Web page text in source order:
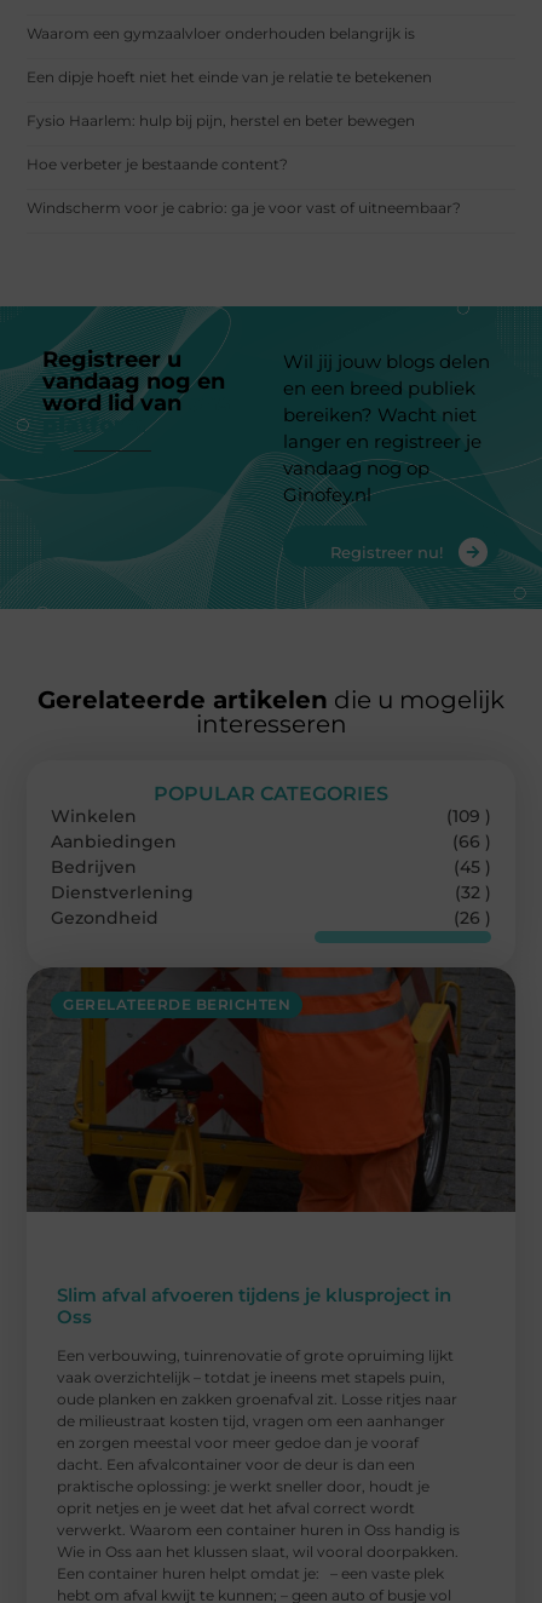
Waarom een gymzaalvloer onderhouden belangrijk is
Een dipje hoeft niet het einde van je relatie te betekenen
Fysio Haarlem: hulp bij pijn, herstel en beter bewegen
Hoe verbeter je bestaande content?
Windscherm voor je cabrio: ga je voor vast of uitneembaar?
Registreer u
vandaag nog en
word lid van
platform
Wil jij jouw blogs delen
en een breed publiek
bereiken? Wacht niet
langer en registreer je
vandaag nog op
Ginofey.nl
Registreer nu!
Gerelateerde artikelen die u mogelijk
interesseren
GERELATEERDE BERICHTEN
Slim afval afvoeren tijdens je klusproject in
Oss
Een verbouwing, tuinrenovatie of grote opruiming lijkt
vaak overzichtelijk – totdat je ineens met stapels puin,
oude planken en zakken groenafval zit. Losse ritjes naar
de milieustraat kosten tijd, vragen om een aanhanger
en zorgen meestal voor meer gedoe dan je vooraf
dacht. Een afvalcontainer voor de deur is dan een
praktische oplossing: je werkt sneller door, houdt je
oprit netjes en je weet dat het afval correct wordt
verwerkt. Waarom een container huren in Oss handig is
Wie in Oss aan het klussen slaat, wil vooral doorpakken.
Een container huren helpt omdat je: – een vaste plek
hebt om afval kwijt te kunnen; – geen auto of busje vol
POPULAR CATEGORIES
Winkelen
(109 )
Aanbiedingen
(66 )
Bedrijven
(45 )
Dienstverlening
(32 )
Gezondheid
(26 )